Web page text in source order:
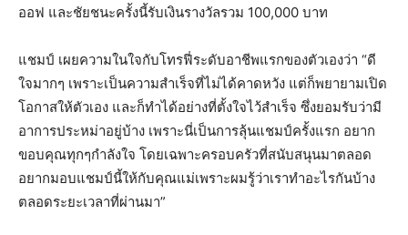
ออฟ และชัยชนะครั้งนี้รับเงินรางวัลรวม 100,000 บาท
แชมป์ เผยความในใจกับโทรฟี่ระดับอาชีพแรกของตัวเองว่า “ดี
ใจมากๆ เพราะเป็นความสำเร็จที่ไม่ได้คาดหวัง แต่ก็พยายามเปิด
โอกาสให้ตัวเอง และก็ทำได้อย่างที่ตั้งใจไว้สำเร็จ ซึ่งยอมรับว่ามี
อาการประหม่าอยู่บ้าง เพราะนี่เป็นการลุ้นแชมป์ครั้งแรก อยาก
ขอบคุณทุกๆกำลังใจ โดยเฉพาะครอบครัวที่สนับสนุนมาตลอด
อยากมอบแชมป์นี้ให้กับคุณแม่เพราะผมรู้ว่าเราทำอะไรกันบ้าง
ตลอดระยะเวลาที่ผ่านมา”